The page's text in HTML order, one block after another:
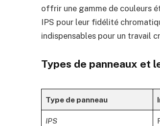
offrir une gamme de couleurs
IPS pour leur fidélité
indispensables pour un travail
Types de panneaux et
Type de panneau
IPS